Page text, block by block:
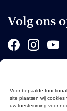
Voor bepaalde
site plaatsen wij
uw toestemming voor
Volg ons